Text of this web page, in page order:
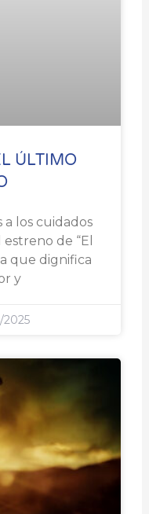
ÚLTIMO
a los cuidados
de “El
que dignifica
y
2025